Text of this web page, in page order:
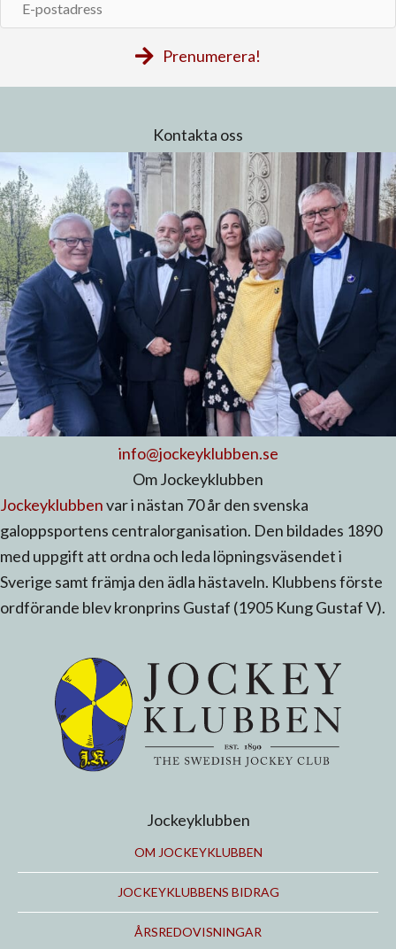
postadress
Prenumerera!
Kontakta oss
info@jockeyklubben.se
Om Jockeyklubben
Jockeyklubbenvar i nästan 70 år den svenska
galoppsportens centralorganisation. Den bildades 1890
med uppgift att ordna och leda löpningsväsendet i
Sverige samt främja den ädla hästaveln. Klubbens förste
ordförande blev kronprins Gustaf (1905 Kung Gustaf V).
Jockeyklubben
OM JOCKEYKLUBBEN
JOCKEYKLUBBENS BIDRAG
ÅRSREDOVISNINGAR